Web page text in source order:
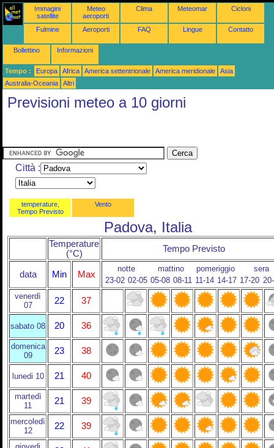
Immagini
satellite
Meteo
aeroporti
Clima Meteomar Cicloni
Fulmine Aeroporti FAQ Lingue Contatto
Bollettino Informazioni
Tempo : Europa Africa America settentrionale America meridionale
Asia
Australia-Oceania
Altri
Previsioni meteo a 10 giorni
Città :
temperature,
Tempo Previsto
Vento
Padova, Italia
Temperature
(°C)
Tempo Previsto
data Min Max
notte mattino pomeriggio
sera
23-02 02-05 05-08 08-11 11-14 14-17 17-20
venerdì
07
22 37
sabato 08 20 36
domenica
09
23 38
lunedi 10 21 40
martedì
11
21 39
mercoledì
12
22 39